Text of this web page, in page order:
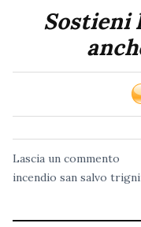
Sostieni
Lascia un commento
incendio san salvo